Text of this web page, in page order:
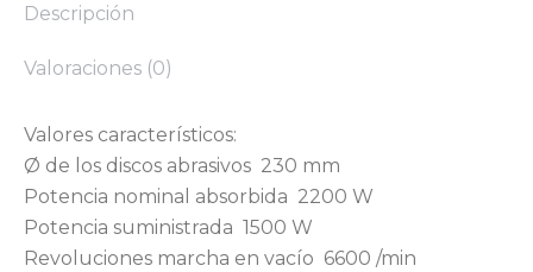
Descripción
Valoraciones (0)
Valores característicos:
Ø de los discos abrasivos 230 mm
Potencia nominal absorbida 2200 W
Potencia suministrada 1500 W
Revoluciones marcha en vacío 6600 /min